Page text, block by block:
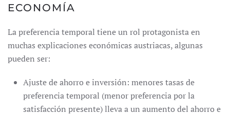
ECONOMÍA
La preferencia temporal tiene un rol protagonista en
muchas explicaciones económicas austriacas, algunas
pueden ser:
Ajuste de ahorro e inversión: menores tasas de
preferencia temporal (menor preferencia por la
satisfacción presente) lleva a un aumento del ahorro e